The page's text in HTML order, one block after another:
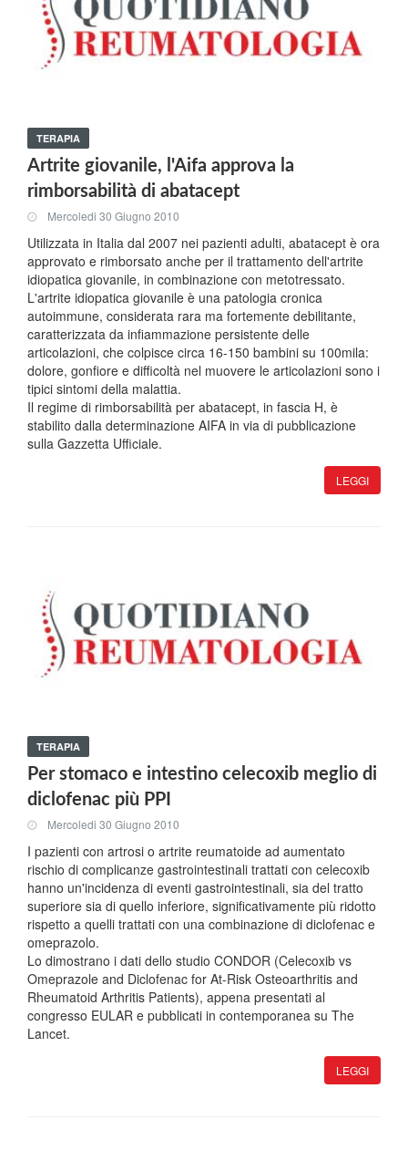
TERAPIA
Artrite giovanile, l'Aifa approva la
rimborsabilità di abatacept
Mercoledi 30 Giugno 2010
Utilizzata in Italia dal 2007 nei pazienti adulti, abatacept è ora
approvato e rimborsato anche per il trattamento dell'artrite
idiopatica giovanile, in combinazione con metotressato.
L'artrite idiopatica giovanile è una patologia cronica
autoimmune, considerata rara ma fortemente debilitante,
caratterizzata da infiammazione persistente delle
articolazioni, che colpisce circa 16-150 bambini su 100mila:
dolore, gonfiore e difficoltà nel muovere le articolazioni sono i
tipici sintomi della malattia.
Il regime di rimborsabilità per abatacept, in fascia H, è
stabilito dalla determinazione AIFA in via di pubblicazione
sulla Gazzetta Ufficiale.
LEGGI
TERAPIA
Per stomaco e intestino celecoxib meglio di
diclofenac più PPI
Mercoledi 30 Giugno 2010
I pazienti con artrosi o artrite reumatoide ad aumentato
rischio di complicanze gastrointestinali trattati con celecoxib
hanno un'incidenza di eventi gastrointestinali, sia del tratto
superiore sia di quello inferiore, significativamente più ridotto
rispetto a quelli trattati con una combinazione di diclofenac e
omeprazolo.
Lo dimostrano i dati dello studio CONDOR (Celecoxib vs
Omeprazole and Diclofenac for At-Risk Osteoarthritis and
Rheumatoid Arthritis Patients), appena presentati al
congresso EULAR e pubblicati in contemporanea su The
Lancet.
LEGGI